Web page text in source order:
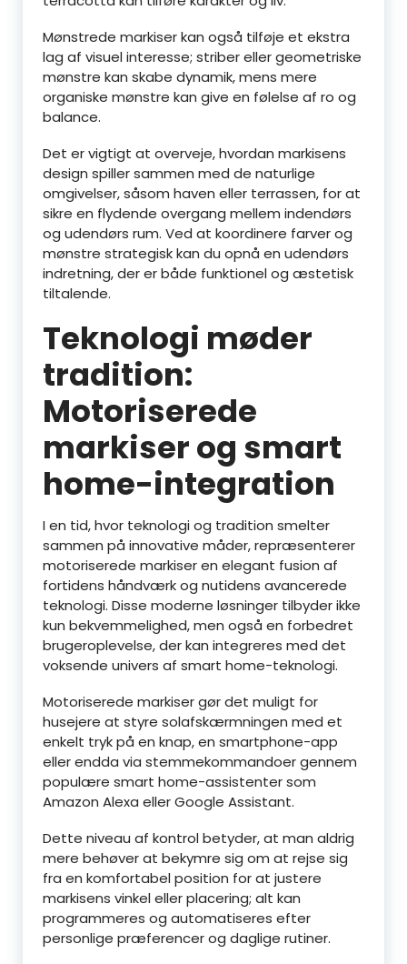
Mønstrede markiser kan også tilføje et ekstra
lag af visuel interesse; striber eller geometriske
mønstre kan skabe dynamik, mens mere
organiske mønstre kan give en følelse af ro og
balance.
Det er vigtigt at overveje, hvordan markisens
design spiller sammen med de naturlige
omgivelser, såsom haven eller terrassen, for at
sikre en flydende overgang mellem indendørs
og udendørs rum. Ved at koordinere farver og
mønstre strategisk kan du opnå en udendørs
indretning, der er både funktionel og æstetisk
tiltalende.
Teknologi møder
tradition:
Motoriserede
markiser og smart
home-integration
I en tid, hvor teknologi og tradition smelter
sammen på innovative måder, repræsenterer
motoriserede markiser en elegant fusion af
fortidens håndværk og nutidens avancerede
teknologi. Disse moderne løsninger tilbyder ikke
kun bekvemmelighed, men også en forbedret
brugeroplevelse, der kan integreres med det
voksende univers af smart home-teknologi.
Motoriserede markiser gør det muligt for
husejere at styre solafskærmningen med et
enkelt tryk på en knap, en smartphone-app
eller endda via stemmekommandoer gennem
populære smart home-assistenter som
Amazon Alexa eller Google Assistant.
Dette niveau af kontrol betyder, at man aldrig
mere behøver at bekymre sig om at rejse sig
fra en komfortabel position for at justere
markisens vinkel eller placering; alt kan
programmeres og automatiseres efter
personlige præferencer og daglige rutiner.